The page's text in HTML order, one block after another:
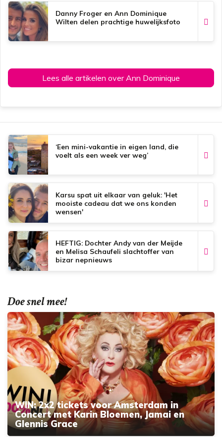
Danny Froger en Ann Dominique
Wilten delen prachtige huwelijksfoto
Lees alle artikelen over Ann Dominique
‘Een mini-vakantie in eigen land, die
voelt als een week ver weg’
Karsu spat uit elkaar van geluk: 'Het
mooiste cadeau dat we ons konden
wensen'
HEFTIG: Dochter Andy van der Meijde
en Melisa Schaufeli slachtoffer van
bizar nepnieuws
Doe snel mee!
WIN: 2x2 tickets voor Amsterdam in
Concert met Karin Bloemen, Jamai en
Glennis Grace